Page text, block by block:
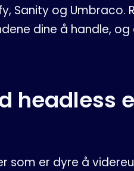
Sanity og Umbraco.
dine å handle,
headless
er dyre å